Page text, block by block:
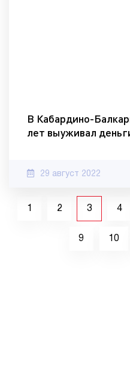
В Кабардино-
лет выуживал
29 август 2022
1 2 3 4
9 10